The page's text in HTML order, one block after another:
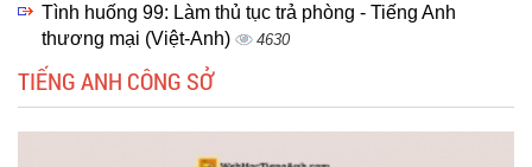
Tình huống 99: Làm thủ tục trả phòng - Tiếng Anh
thương mại (Việt-Anh)
4630
TIẾNG ANH CÔNG SỞ